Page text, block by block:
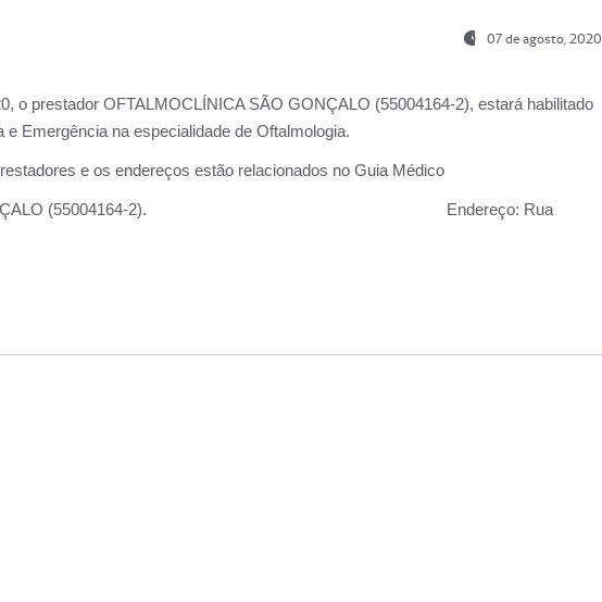
07 de agosto, 2020
o prestador OFTALMOCLÍNICA SÃO GONÇALO (55004164-2), estará habilitado
e Emergência na especialidade de Oftalmologia.
e os endereços estão relacionados no Guia Médico
SÃO GONÇALO (55004164-2). Endereço: Rua